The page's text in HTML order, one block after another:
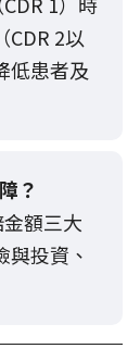
2以
低患者及
？
額三大
投資、